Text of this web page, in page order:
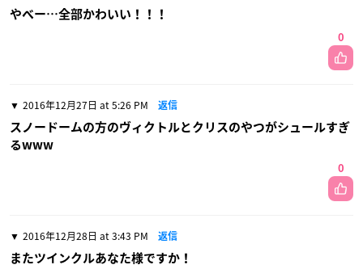
やべー…全部かわいい！！！
0
2016年12月27日 at 5:26 PM 返信
スノードームの方のヴィクトルとクリスのやつがシュールすぎ
るwww
0
2016年12月28日 at 3:43 PM 返信
またツインクルあなた様ですか！